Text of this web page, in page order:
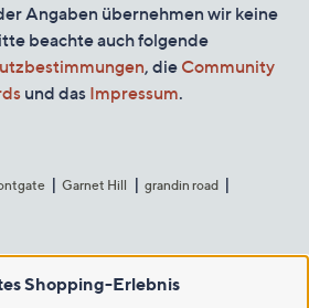
Angaben übernehmen wir keine
beachte auch folgende
, die Community
und das Impressum.
Garnet Hill
grandin road
Shopping-Erlebnis